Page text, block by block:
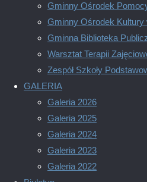
Gminny Ośrodek
Gminny Ośrodek Kultury
Gminna Biblioteka
Warsztat Terapii
Zespół Szkoły
GALERIA
Galeria 2026
Galeria 2025
Galeria 2024
Galeria 2023
Galeria 2022
Share on X
LinkedIn
WhatsApp
Email
Copy Link
Poprzedni wpisEdukacja i rozwój w
Następny wpisDofinansowanie